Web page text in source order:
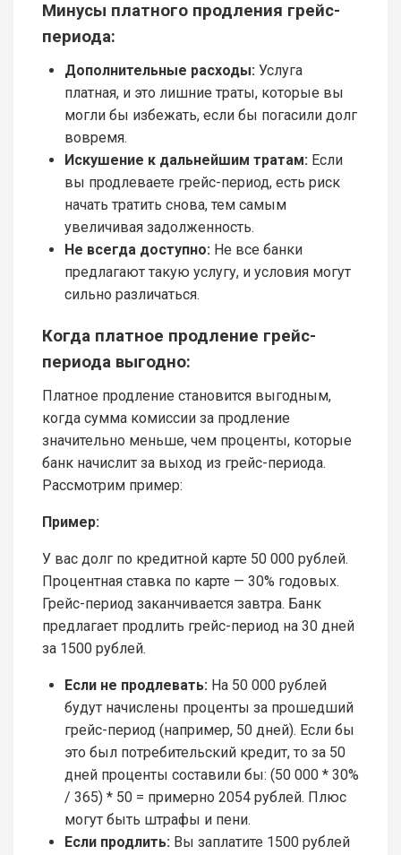
Минусы платного продления грейс-
периода:
Дополнительные расходы: Услуга
платная, и это лишние траты, которые вы
могли бы избежать, если бы погасили долг
вовремя.
Искушение к дальнейшим тратам: Если
вы продлеваете грейс-период, есть риск
начать тратить снова, тем самым
увеличивая задолженность.
Не всегда доступно: Не все банки
предлагают такую услугу, и условия могут
сильно различаться.
Когда платное продление грейс-
периода выгодно:
Платное продление становится выгодным,
когда сумма комиссии за продление
значительно меньше, чем проценты, которые
банк начислит за выход из грейс-периода.
Рассмотрим пример:
Пример:
У вас долг по кредитной карте 50 000 рублей.
Процентная ставка по карте — 30% годовых.
Грейс-период заканчивается завтра. Банк
предлагает продлить грейс-период на 30 дней
за 1500 рублей.
Если не продлевать: На 50 000 рублей
будут начислены проценты за прошедший
грейс-период (например, 50 дней). Если бы
это был потребительский кредит, то за 50
дней проценты составили бы: (50 000 * 30%
/ 365) * 50 = примерно 2054 рублей. Плюс
могут быть штрафы и пени.
Если продлить: Вы заплатите 1500 рублей